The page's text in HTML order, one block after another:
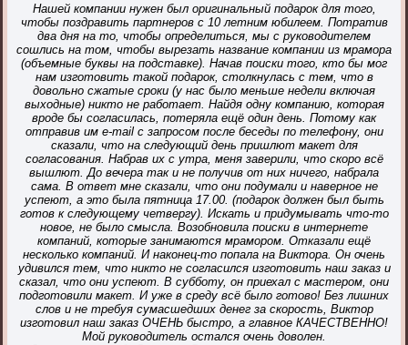
Нашей компании нужен был оригинальный подарок для того,
чтобы поздравить партнеров с 10 летним юбилеем. Потратив
два дня на то, чтобы определиться, мы с руководителем
сошлись на том, чтобы вырезать название компании из мрамора
(объемные буквы на подставке). Начав поиски того, кто бы мог
нам изготовить такой подарок, столкнулась с тем, что в
довольно сжатые сроки (у нас было меньше недели включая
выходные) никто не работает. Найдя одну компанию, которая
вроде бы согласилась, потеряла ещё один день. Потому как
отправив им e-mail с запросом после беседы по телефону, они
сказали, что на следующий день пришлют макет для
согласования. Набрав их с утра, меня заверили, что скоро всё
вышлют. До вечера так и не получив от них ничего, набрала
сама. В ответ мне сказали, что они подумали и наверное не
успеют, а это была пятница 17.00. (подарок должен был быть
готов к следующему четвергу). Искать и придумывать что-то
новое, не было смысла. Возобновила поиски в интернете
компаний, которые занимаются мрамором. Отказали ещё
несколько компаний. И наконец-то попала на Виктора. Он очень
удивился тем, что никто не согласился изготовить наш заказ и
сказал, что они успеют. В субботу, он приехал с мастером, они
подготовили макет. И уже в среду всё было готово! Без лишних
слов и не требуя сумасшедших денег за скорость, Виктор
изготовил наш заказ ОЧЕНЬ быстро, а главное КАЧЕСТВЕННО!
Мой руководитель остался очень доволен.